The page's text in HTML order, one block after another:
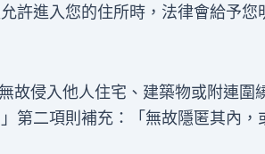
許進入您的住所時，法律會給予您
故侵入他人住宅、建築物或附連圍
第二項則補充：「無故隱匿其內，